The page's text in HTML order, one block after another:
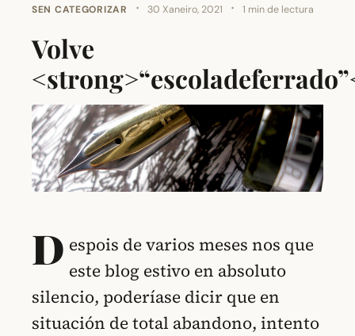
SEN CATEGORIZAR · 30 Xaneiro, 2021 · 1 min de lectura
Volve
D espois de varios meses nos que
este blog estivo en absoluto
silencio, poderíase dicir que en
situación de total abandono, intento